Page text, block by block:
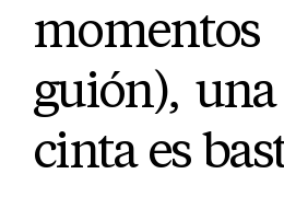
guión),
cinta es